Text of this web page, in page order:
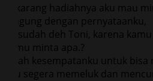
Sekarang hadiahnya aku mau
bingung dengan pernyataanku,
Ya sudah deh Toni, karena
kamu minta apa.?
Inilah kesempatanku untuk
aku segera memeluk dan